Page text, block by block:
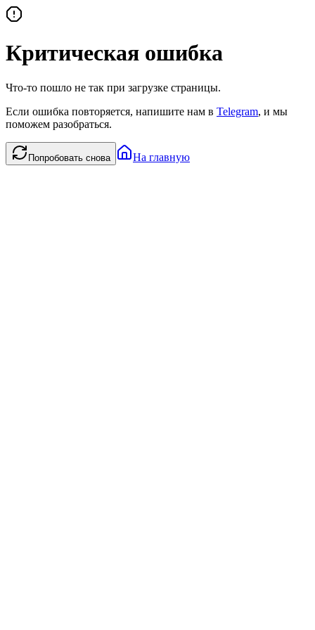
Критическая ошибка
Что-то пошло не так при загрузке страницы.
Если ошибка повторяется, напишите нам в Telegram, и мы
поможем разобраться.
Попробовать снова На главную